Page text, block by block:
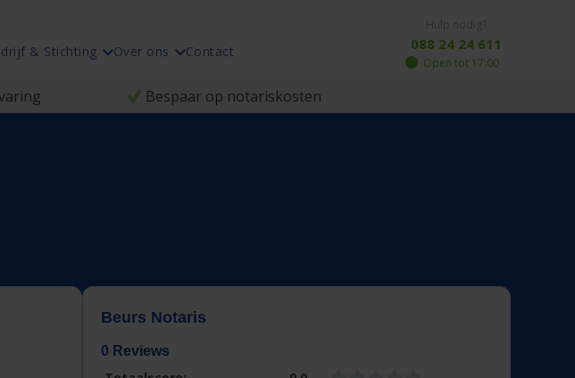
& Stichting Over ons Contact 088 24 24 611
Open tot 17:00
Bespaar op notariskosten
Beurs Notaris
0 Reviews